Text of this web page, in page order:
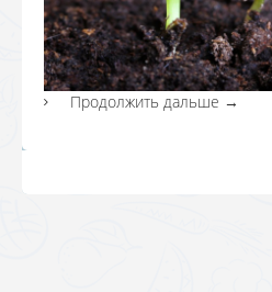
Продолжить дальше →